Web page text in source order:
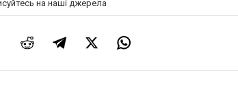
на наші джерела